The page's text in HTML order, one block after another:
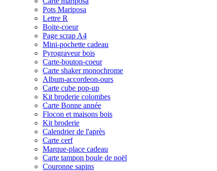
Pots Mariposa
Lettre R
Boite-coeur
Page scrap A4
Mini-pochette cadeau
Pyrograveur bois
Carte-bouton-coeur
Carte shaker monochrome
Album-accordeon-ours
Carte cube pop-up
Kit broderie colombes
Carte Bonne année
Flocon et maisons bois
Kit broderie
Calendrier de l'après
Carte cerf
Marque-place cadeau
Carte tampon boule de noël
Couronne sapins